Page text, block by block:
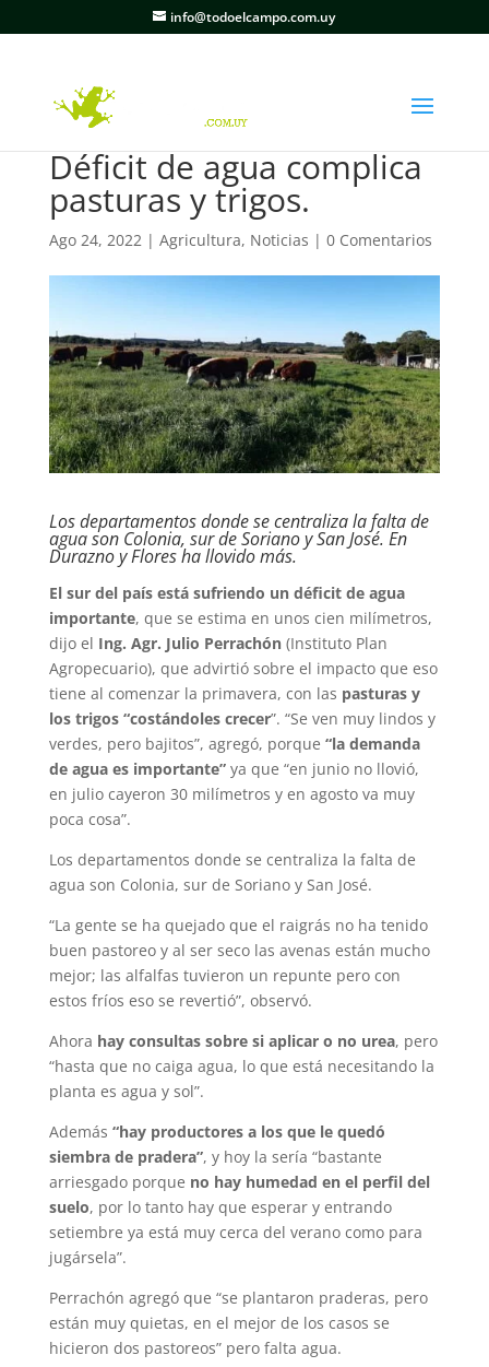
info@todoelcampo.com.uy
Déficit de agua complica
pasturas y trigos.
Ago 24, 2022| Agricultura, Noticias | 0 Comentarios
Los departamentos donde se centraliza la falta de
agua son Colonia, sur de Soriano y San José. En
Durazno y Flores ha llovido más.
El sur del país está sufriendo un déficit de agua
importante, que se estima en unos cien milímetros,
dijo el Ing. Agr. Julio Perrachón(Instituto Plan
Agropecuario), que advirtió sobre el impacto que eso
tiene al comenzar la primavera, con las pasturas y
los trigos “costándoles crecer”. “Se ven muy lindos y
verdes, pero bajitos”, agregó, porque “la demanda
de agua es importante”ya que “en junio no llovió,
en julio cayeron 30 milímetros y en agosto va muy
poca cosa”.
Los departamentos donde se centraliza la falta de
agua son Colonia, sur de Soriano y San José.
“La gente se ha quejado que el raigrás no ha tenido
buen pastoreo y al ser seco las avenas están mucho
mejor; las alfalfas tuvieron un repunte pero con
estos fríos eso se revertió”, observó.
Ahora hay consultas sobre si aplicar o no urea, pero
“hasta que no caiga agua, lo que está necesitando la
planta es agua y sol”.
Además “hay productores a los que le quedó
siembra de pradera”, y hoy la sería “bastante
arriesgado porque no hay humedad en el perfil del
suelo, por lo tanto hay que esperar y entrando
setiembre ya está muy cerca del verano como para
jugársela”.
Perrachón agregó que “se plantaron praderas, pero
están muy quietas, en el mejor de los casos se
hicieron dos pastoreos” pero falta agua.